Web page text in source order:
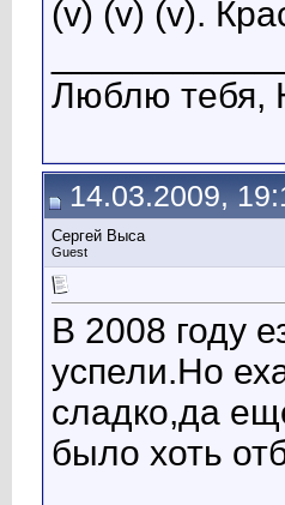
(v) (v) (v).
Люблю тебя,
14.03.2009,
Сергей Выса
Guest
В 2008 году
успели.Но
сладко,да
было хоть